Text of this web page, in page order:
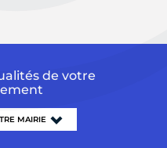
de votre